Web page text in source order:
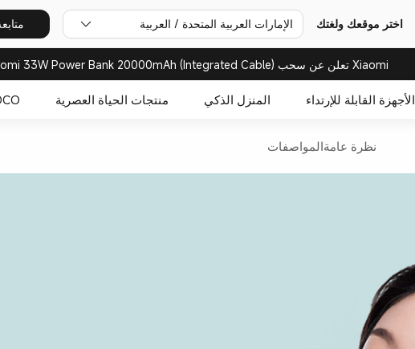
اختر موقعك ولغتك الإمارات العربية المتحدة / العربية
Xiaomi تعلن عن سحب Xiaomi 33W Power Bank 20000mAh (Integrated Cable)
الأجهزة القابلة للإرتداء المنزل الذكي منتجات الحياة العصرية
نظرة عامةالمواصفات